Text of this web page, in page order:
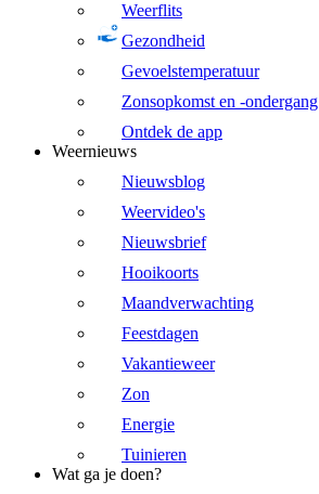
Weerflits
Gezondheid
Gevoelstemperatuur
Zonsopkomst en -ondergang
Ontdek de app
Weernieuws
Nieuwsblog
Weervideo's
Nieuwsbrief
Hooikoorts
Maandverwachting
Feestdagen
Vakantieweer
Zon
Energie
Tuinieren
Wat ga je doen?